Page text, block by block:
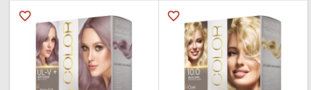
favorite_border
favorite_border